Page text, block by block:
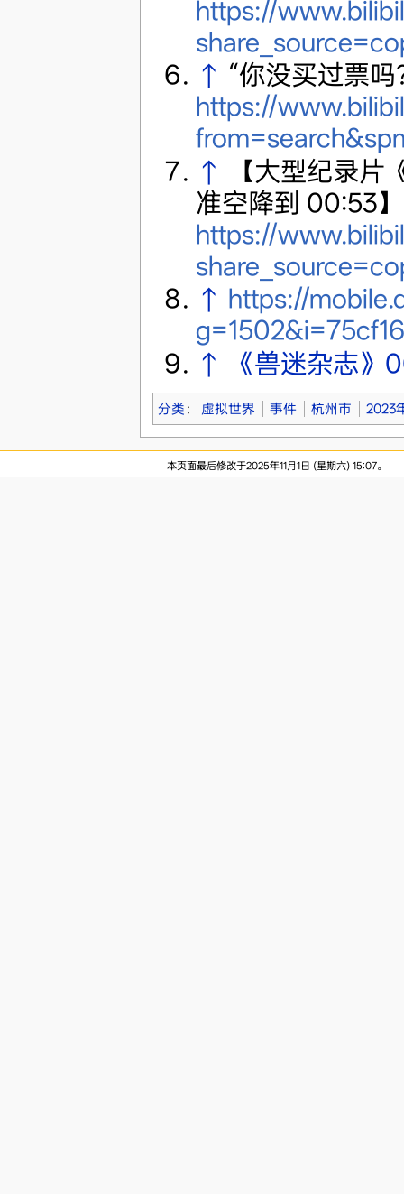
https://
↑ “你没买过票
https://
↑
【大型纪录
准空降到 00:53】
https://
↑ https://
↑
《兽迷杂志》
分类 ： 虚拟世界 事件 杭州市 2023
本页面最后修改于2025年11月1日 (星期六) 15:07。